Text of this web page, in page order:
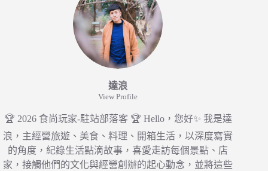
達浪
View Profile
🏆 2026 食尚玩家-駐站部落客 🏆 Hello，您好✨ 我是達
浪，主經營旅遊、美食、料理、開箱生活，以深度寫實
的角度，紀錄生活點滴故事，喜愛走訪每個景點、店
家，接觸他們的文化與經營創辦的起心動念，並將這些